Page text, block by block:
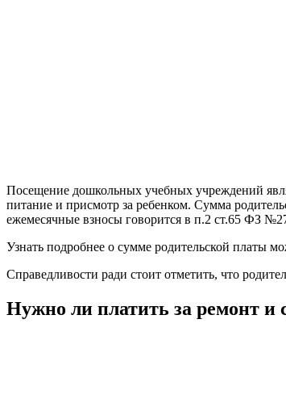
Посещение дошкольных учебных учреждений
питание и присмотр за ребенком. Сумма
ежемесячные взносы говорится в п.2 ст.65 ФЗ
Узнать подробнее о сумме родительской платы
Справедливости ради стоит отметить, что
Нужно ли платить за ремонт и